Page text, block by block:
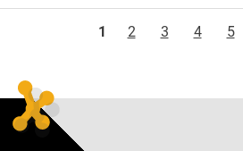
1
2 3 4 5